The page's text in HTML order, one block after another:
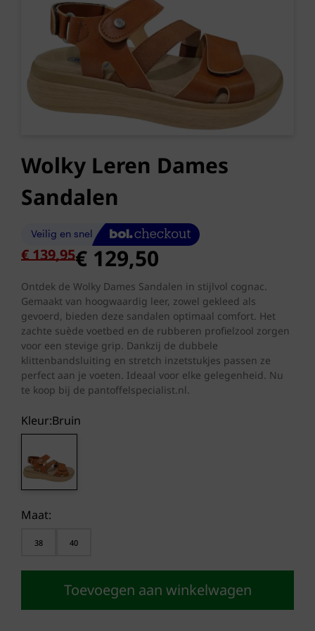
Wolky Leren Dames
Sandalen
€139,95
Oorspronkelijke
was:
€ 139,95.
€ 129,50
Huidige
is:
€ 129,50.
Ontdek de Wolky Dames Sandalen in stijlvol cognac.
Gemaakt van hoogwaardig leer, zowel gekleed als
gevoerd, bieden deze sandalen optimaal comfort. Het
zachte suède voetbed en de rubberen profielzool zorgen
voor een stevige grip. Dankzij de dubbele
klittenbandsluiting en stretch inzetstukjes passen ze
perfect aan je voeten. Ideaal voor elke gelegenheid. Nu
te koop bij de pantoffelspecialist.nl.
Kleur: bruin
Maat:
38 40
Toevoegen aan winkelwagen